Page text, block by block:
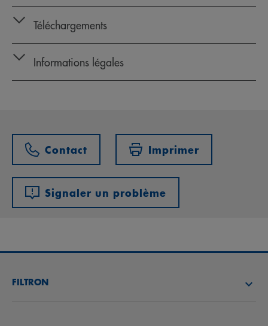
Téléchargements
Informations légales
Contact Imprimer
Signaler un problème
FILTRON